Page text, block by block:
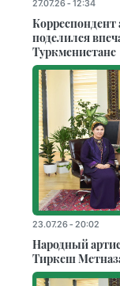
27.07.26 - 12:34
Корреспондент
поделился
Туркменистане
23.07.26 - 20:02
Народный
Тиркеш